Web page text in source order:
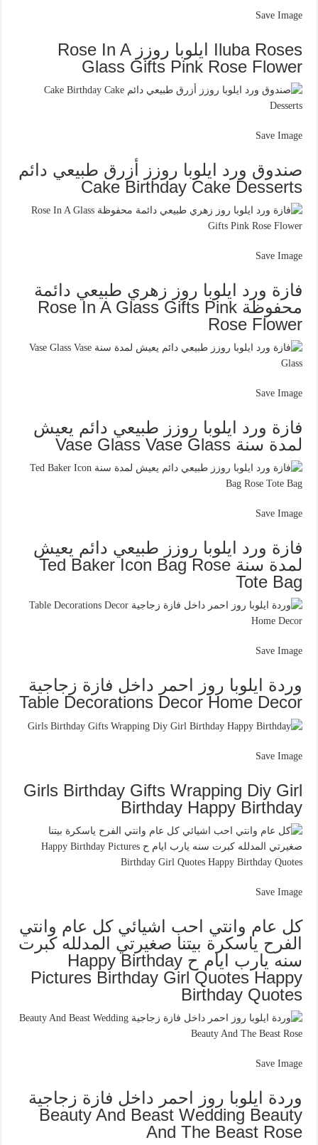
Save Image
Iluba Roses ايلوبا روزز Rose In A
Glass Gifts Pink Rose Flower
Save Image
صندوق ورد ايلوبا روزز أزرق طبيعي دائم
Cake Birthday Cake Desserts
Save Image
فازة ورد ايلوبا روز زهري طبيعي دائمة
محفوظة Rose In A Glass Gifts Pink
Rose Flower
Save Image
فازة ورد ايلوبا روزز طبيعي دائم يعيش
لمدة سنة Vase Glass Vase Glass
Save Image
فازة ورد ايلوبا روزز طبيعي دائم يعيش
لمدة سنة Ted Baker Icon Bag Rose
Tote Bag
Save Image
وردة ايلوبا روز احمر داخل فازة زجاجية
Table Decorations Decor Home Decor
Save Image
Girls Birthday Gifts Wrapping Diy Girl
Birthday Happy Birthday
Save Image
كل عام وانتي احب اشيائي كل عام وانتي
الفرح ياسكرة بيتنا صغيرتي المدلله كبرت
سنه يارب ايام ح Happy Birthday
Pictures Birthday Girl Quotes Happy
Birthday Quotes
Save Image
وردة ايلوبا روز احمر داخل فازة زجاجية
Beauty And Beast Wedding Beauty
And The Beast Rose